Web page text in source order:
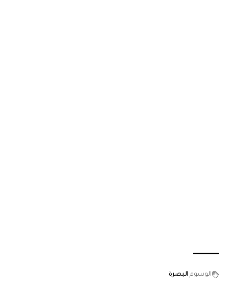
الوسوم البصرة